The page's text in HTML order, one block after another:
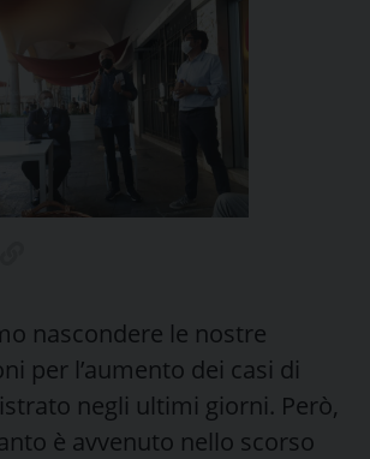
nascondere le nostre
per l’aumento dei casi di
negli ultimi giorni. Però,
è avvenuto nello scorso